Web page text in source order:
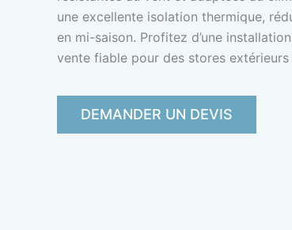
une excellente isolation thermique,
en mi-saison. Profitez d’une
vente fiable pour des stores
DEMANDER UN DEVIS